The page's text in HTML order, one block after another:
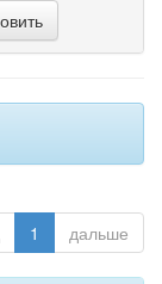
1 дальше